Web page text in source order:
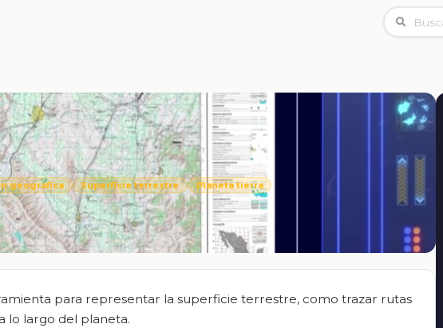
geográfica Superficie terrestre Planeta tierra
para representar la superficie terrestre, como trazar rutas
lo largo del planeta.